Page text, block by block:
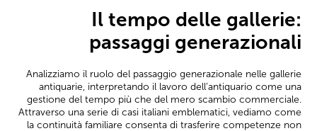
Il tempo delle gallerie:
passaggi generazionali
Analizziamo il ruolo del passaggio generazionale nelle gallerie
antiquarie, interpretando il lavoro dell’antiquario come una
gestione del tempo più che del mero scambio commerciale.
Attraverso una serie di casi italiani emblematici, vediamo come
la continuità familiare consenta di trasferire competenze non